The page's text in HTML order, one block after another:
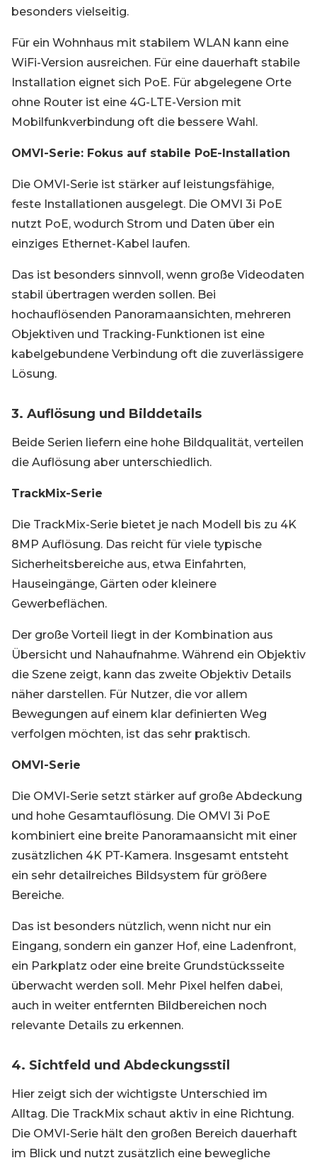
besonders vielseitig.
Für ein Wohnhaus mit stabilem WLAN kann eine
WiFi-Version ausreichen. Für eine dauerhaft stabile
Installation eignet sich PoE. Für abgelegene Orte
ohne Router ist eine 4G-LTE-Version mit
Mobilfunkverbindung oft die bessere Wahl.
OMVI-Serie: Fokus auf stabile PoE-Installation
Die OMVI-Serie ist stärker auf leistungsfähige,
feste Installationen ausgelegt. Die OMVI 3i PoE
nutzt PoE, wodurch Strom und Daten über ein
einziges Ethernet-Kabel laufen.
Das ist besonders sinnvoll, wenn große Videodaten
stabil übertragen werden sollen. Bei
hochauflösenden Panoramaansichten, mehreren
Objektiven und Tracking-Funktionen ist eine
kabelgebundene Verbindung oft die zuverlässigere
Lösung.
3. Auflösung und Bilddetails
Beide Serien liefern eine hohe Bildqualität, verteilen
die Auflösung aber unterschiedlich.
TrackMix-Serie
Die TrackMix-Serie bietet je nach Modell bis zu 4K
8MP Auflösung. Das reicht für viele typische
Sicherheitsbereiche aus, etwa Einfahrten,
Hauseingänge, Gärten oder kleinere
Gewerbeflächen.
Der große Vorteil liegt in der Kombination aus
Übersicht und Nahaufnahme. Während ein Objektiv
die Szene zeigt, kann das zweite Objektiv Details
näher darstellen. Für Nutzer, die vor allem
Bewegungen auf einem klar definierten Weg
verfolgen möchten, ist das sehr praktisch.
OMVI-Serie
Die OMVI-Serie setzt stärker auf große Abdeckung
und hohe Gesamtauflösung. Die OMVI 3i PoE
kombiniert eine breite Panoramaansicht mit einer
zusätzlichen 4K PT-Kamera. Insgesamt entsteht
ein sehr detailreiches Bildsystem für größere
Bereiche.
Das ist besonders nützlich, wenn nicht nur ein
Eingang, sondern ein ganzer Hof, eine Ladenfront,
ein Parkplatz oder eine breite Grundstücksseite
überwacht werden soll. Mehr Pixel helfen dabei,
auch in weiter entfernten Bildbereichen noch
relevante Details zu erkennen.
4. Sichtfeld und Abdeckungsstil
Hier zeigt sich der wichtigste Unterschied im
Alltag. Die TrackMix schaut aktiv in eine Richtung.
Die OMVI-Serie hält den großen Bereich dauerhaft
im Blick und nutzt zusätzlich eine bewegliche